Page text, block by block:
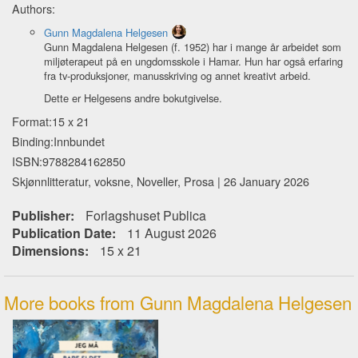
Authors:
Gunn Magdalena Helgesen
Gunn Magdalena Helgesen (f. 1952) har i mange år arbeidet som
miljøterapeut på en ungdomsskole i Hamar. Hun har også erfaring
fra tv-produksjoner, manusskriving og annet kreativt arbeid.
Dette er Helgesens andre bokutgivelse.
Format:15 x 21
Binding:Innbundet
ISBN:9788284162850
Skjønnlitteratur, voksne, Noveller, Prosa | 26 January 2026
Publisher:
Forlagshuset Publica
Publication Date:
11 August 2026
Dimensions:
15 x 21
More books from Gunn Magdalena Helgesen